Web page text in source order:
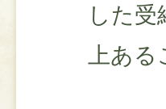
した
上あ